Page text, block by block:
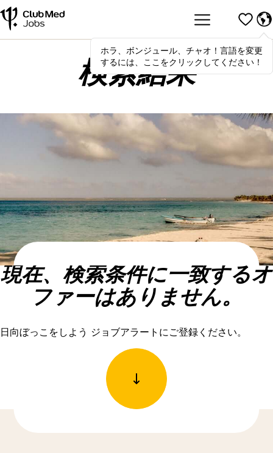
Hola,bonjour, ciao! To switch
languages, click here!
ホラ、ボンジュール、チャオ！言語を変更
するには、ここをクリックしてください！
検索結果
現在、検索条件に一致するオ
ファーはありません。
日向ぼっこをしよう ジョブアラートにご登録ください。